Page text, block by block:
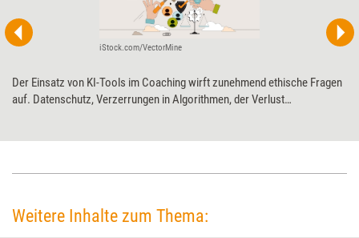
iStock.com/VectorMine
Der Einsatz von KI-Tools im Coaching wirft zunehmend ethische Fragen
auf. Datenschutz, Verzerrungen in Algorithmen, der Verlust
Weitere Inhalte zum Thema: